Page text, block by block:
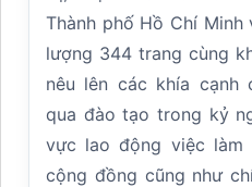
Thành phố Hồ Chí Minh
lượng 344 trang cùng
nêu lên các khía cạnh
qua đào tạo trong kỷ
vực lao động việc làm
cộng đồng cũng như